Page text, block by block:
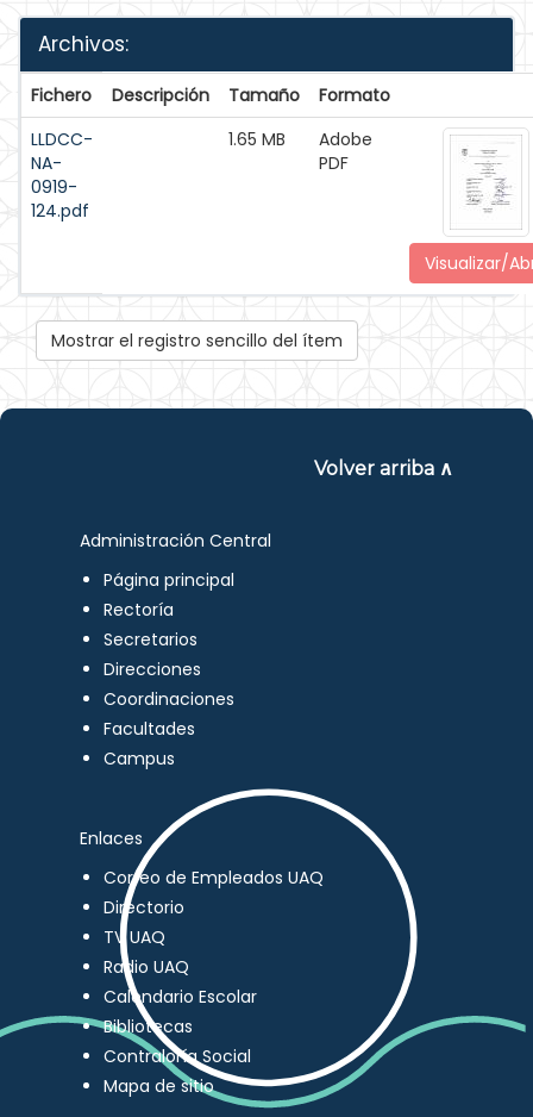
Archivos:
Fichero Descripción Tamaño
Formato
LLDCC-
NA-
0919-
124.pdf
1.65 MB
Adobe
PDF
Visualizar/
Mostrar el registro sencillo del ítem
Volver arriba ∧
Administración Central
Página principal
Rectoría
Secretarios
Direcciones
Coordinaciones
Facultades
Campus
Enlaces
Correo de Empleados UAQ
Directorio
TV UAQ
Radio UAQ
Calendario Escolar
Bibliotecas
Contraloría Social
Mapa de sitio